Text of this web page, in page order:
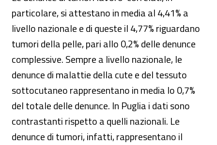
particolare, si attestano in media al 4,41% a
livello nazionale e di queste il 4,77% riguardano
tumori della pelle, pari allo 0,2% delle denunce
complessive. Sempre a livello nazionale, le
denunce di malattie della cute e del tessuto
sottocutaneo rappresentano in media lo 0,7%
del totale delle denunce. In Puglia i dati sono
contrastanti rispetto a quelli nazionali. Le
denunce di tumori, infatti, rappresentano il